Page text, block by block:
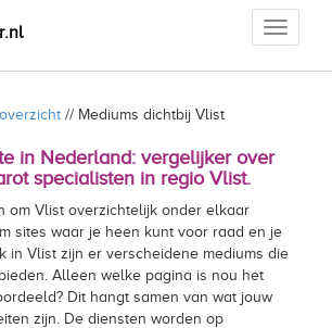
Toggle
// Mediums dichtbij Vlist
in Nederland: vergelijker over
specialisten in regio Vlist.
om Vlist overzichtelijk onder elkaar
sites waar je heen kunt voor raad en je
in Vlist zijn er verscheidene mediums die
Alleen welke pagina is nou het
Dit hangt samen van wat jouw
zijn. De diensten worden op